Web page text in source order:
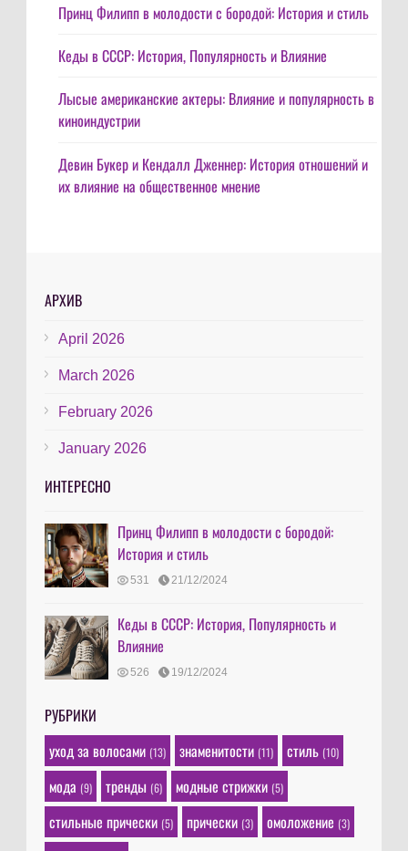
Принц Филипп в молодости с бородой: История и стиль
Кеды в СССР: История, Популярность и Влияние
Лысые американские актеры: Влияние и популярность в
киноиндустрии
Девин Букер и Кендалл Дженнер: История отношений и
их влияние на общественное мнение
АРХИВ
April 2026
March 2026
February 2026
January 2026
ИНТЕРЕСНО
Принц Филипп в молодости с бородой:
История и стиль
531 21/12/2024
Кеды в СССР: История, Популярность и
Влияние
526 19/12/2024
РУБРИКИ
уход за волосами (13) знаменитости (11) стиль (10)
мода (9) тренды (6) модные стрижки (5)
стильные прически (5) прически (3) омоложение (3)